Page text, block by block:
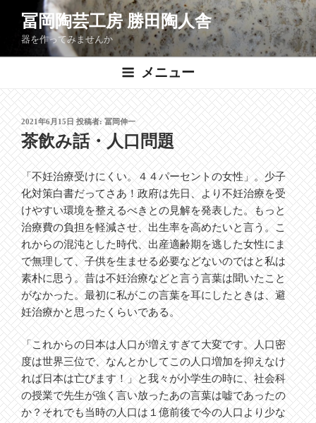
ン
へ
ス
キ
ッ
プ
冨岡陶芸工房 勝田陶人舎
器を作ってみませんか
メニュー
投
稿
日:
2021年6月15日投稿者:冨岡伸一
茶飲み話・人口問題
「不妊治療受けにくい。４４パーセントの女性」。少子
化対策白書だってさあ！政府は先日、より不妊治療を受
けやすい環境を整えるべきとの見解を発表した。もっと
治療費の負担を軽減させ、出生率を高めたいと言う。こ
れからの混沌とした時代、出産適齢期を逃した女性にま
で無理して、子供を生ませる必要などないのではと私は
素朴に思う。昔は不妊治療などと言う言葉は聞いたこと
がなかった。最初に私がこの言葉を耳にしたときは、避
妊治療かと思ったくらいである。
「これからの日本は人口が増えすぎて大変です。人口密
度は世界三位で、なんとかしてこの人口増加を抑えなけ
れば日本は亡びます！」と我々が小学生の時に、社会科
の授業で先生が強く言い放ったあの言葉は嘘であったの
か？それでも当時の人口は１億前後で今の人口より少な